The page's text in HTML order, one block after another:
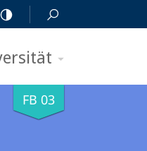
FB 03